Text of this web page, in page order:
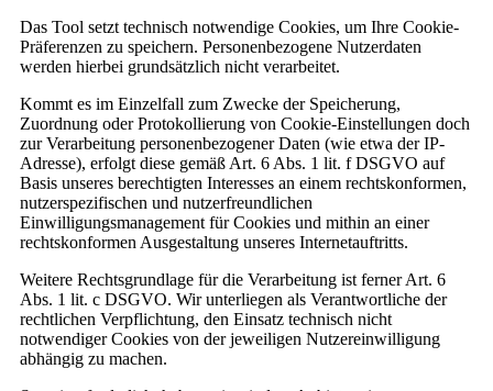
Das Tool setzt technisch notwendige Cookies, um Ihre Cookie-
Präferenzen zu speichern. Personenbezogene Nutzerdaten
werden hierbei grundsätzlich nicht verarbeitet.
Kommt es im Einzelfall zum Zwecke der Speicherung,
Zuordnung oder Protokollierung von Cookie-Einstellungen doch
zur Verarbeitung personenbezogener Daten (wie etwa der IP-
Adresse), erfolgt diese gemäß Art. 6 Abs. 1 lit. f DSGVO auf
Basis unseres berechtigten Interesses an einem rechtskonformen,
nutzerspezifischen und nutzerfreundlichen
Einwilligungsmanagement für Cookies und mithin an einer
rechtskonformen Ausgestaltung unseres Internetauftritts.
Weitere Rechtsgrundlage für die Verarbeitung ist ferner Art. 6
Abs. 1 lit. c DSGVO. Wir unterliegen als Verantwortliche der
rechtlichen Verpflichtung, den Einsatz technisch nicht
notwendiger Cookies von der jeweiligen Nutzereinwilligung
abhängig zu machen.